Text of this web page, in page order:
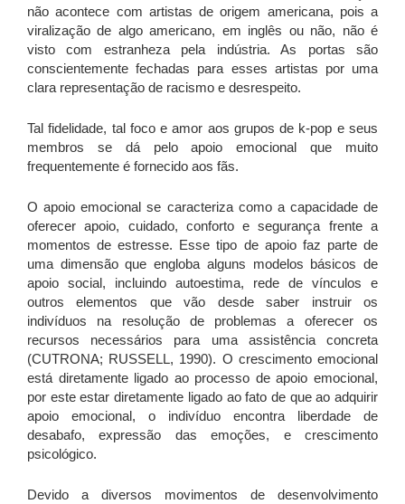
não acontece com artistas de origem americana, pois a
viralização de algo americano, em inglês ou não, não é
visto com estranheza pela indústria. As portas são
conscientemente fechadas para esses artistas por uma
clara representação de racismo e desrespeito.
Tal fidelidade, tal foco e amor aos grupos de k-pop e seus
membros se dá pelo apoio emocional que muito
frequentemente é fornecido aos fãs.
O apoio emocional se caracteriza como a capacidade de
oferecer apoio, cuidado, conforto e segurança frente a
momentos de estresse. Esse tipo de apoio faz parte de
uma dimensão que engloba alguns modelos básicos de
apoio social, incluindo autoestima, rede de vínculos e
outros elementos que vão desde saber instruir os
indivíduos na resolução de problemas a oferecer os
recursos necessários para uma assistência concreta
(CUTRONA; RUSSELL, 1990). O crescimento emocional
está diretamente ligado ao processo de apoio emocional,
por este estar diretamente ligado ao fato de que ao adquirir
apoio emocional, o indivíduo encontra liberdade de
desabafo, expressão das emoções, e crescimento
psicológico.
Devido a diversos movimentos de desenvolvimento